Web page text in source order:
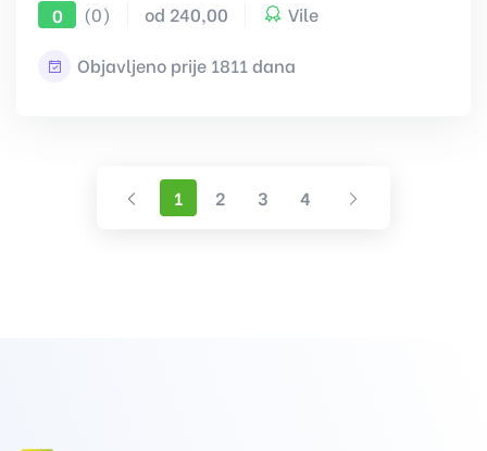
0
(0) od 240,00 Vile
Objavljeno prije 1811 dana
Prethodna
1 2 3 4